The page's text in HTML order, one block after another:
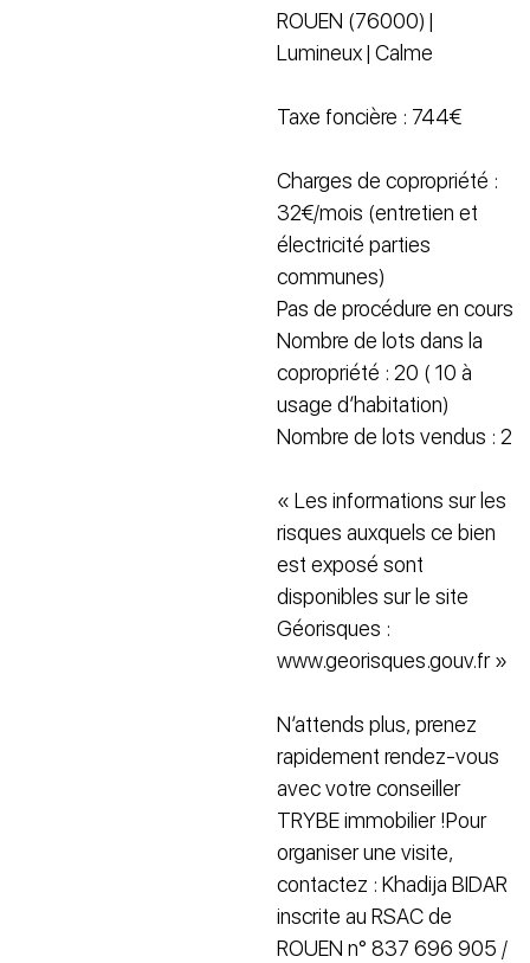
ROUEN (76000) |
Lumineux | Calme
Taxe foncière : 744€
Charges de copropriété :
32€/mois (entretien et
électricité parties
communes)
Pas de procédure en cours
Nombre de lots dans la
copropriété : 20 ( 10 à
usage d’habitation)
Nombre de lots vendus : 2
« Les informations sur les
risques auxquels ce bien
est exposé sont
disponibles sur le site
Géorisques :
www.georisques.gouv.fr »
N’attends plus, prenez
rapidement rendez-vous
avec votre conseiller
TRYBE immobilier !Pour
organiser une visite,
contactez : Khadija BIDAR
inscrite au RSAC de
ROUEN n° 837 696 905 /